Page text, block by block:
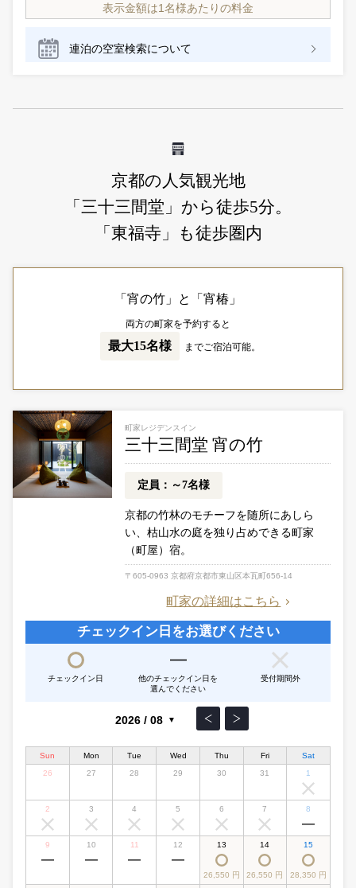
京都の人気観光地
「三十三間堂」から徒歩5分。
「東福寺」も徒歩圏内
「宵の竹」と「宵椿」
両方の町家を予約すると
最大15名様 までご宿泊可能。
町家レジデンスイン
三十三間堂 宵の竹
定員：～7名様
京都の竹林のモチーフを随所にあしら
い、 枯山水の庭を独り占めできる町家
（町屋）宿。
〒605-0963 京都府京都市東山区本瓦町656-14
町家の詳細はこちら